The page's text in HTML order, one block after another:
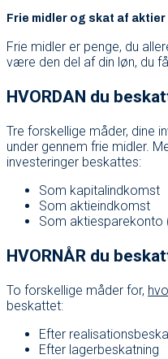
Frie midler og skat af aktier
Frie midler er penge, du
være den del af din løn, du
HVORDAN du
Tre forskellige måder, dine
under gennem frie midler.
investeringer beskattes:
Som kapitalindkomst
Som aktieindkomst
Som aktiesparekonto
HVORNÅR du
To forskellige måder for,
beskattet:
Efter
Efter lagerbeskatning